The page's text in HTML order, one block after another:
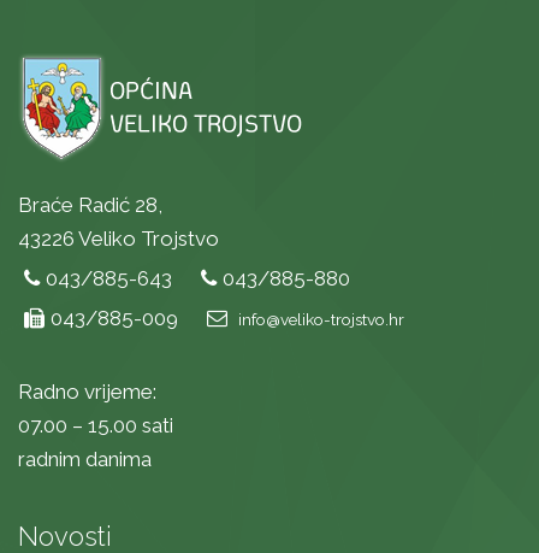
Braće Radić 28,
43226 Veliko Trojstvo
043/885-643
043/885-880
043/885-009
info@veliko-trojstvo.hr
Radno vrijeme:
07.00 – 15.00 sati
radnim danima
Novosti